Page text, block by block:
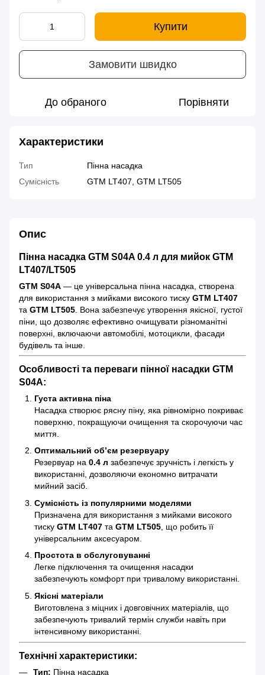
Купити
Замовити швидко
До обраного Порівняти
Характеристики
Тип
Пінна насадка
Сумісність
GTM LT407, GTM LT505
Опис
Пінна насадка GTM S04A 0.4 л для мийок GTM
LT407/LT505
GTM S04A — це універсальна пінна насадка, створена
для використання з мийками високого тиску GTM LT407
та GTM LT505 . Вона забезпечує утворення якісної, густої
піни, що дозволяє ефективно очищувати різноманітні
поверхні, включаючи автомобілі, мотоцикли, фасади
будівель та інше.
Особливості та переваги пінної насадки GTM
S04A:
Густа активна піна
Насадка створює рясну піну, яка рівномірно покриває
поверхню, покращуючи очищення та скорочуючи час
миття.
Оптимальний об’єм резервуару
Резервуар на 0.4 л забезпечує зручність і легкість у
використанні, дозволяючи економно витрачати
мийний засіб.
Сумісність із популярними моделями
Призначена для використання з мийками високого
тиску GTM LT407 та GTM LT505 , що робить її
універсальним аксесуаром.
Простота в обслуговуванні
Легке підключення та очищення насадки
забезпечують комфорт при тривалому використанні.
Якісні матеріали
Виготовлена з міцних і довговічних матеріалів, що
забезпечують тривалий термін служби навіть при
інтенсивному використанні.
Технічні характеристики:
Тип: Пінна насадка